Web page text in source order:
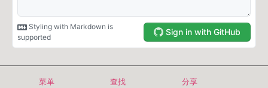
菜单 查找 分享
首页
标签 搜索